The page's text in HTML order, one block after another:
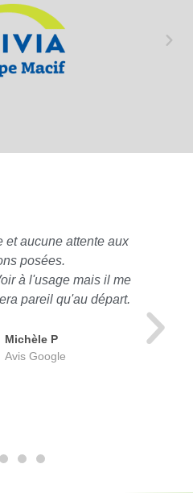
et aucune attente aux
posées.
à l'usage mais il me
pareil qu'au départ.
Michèle P
Avis Google